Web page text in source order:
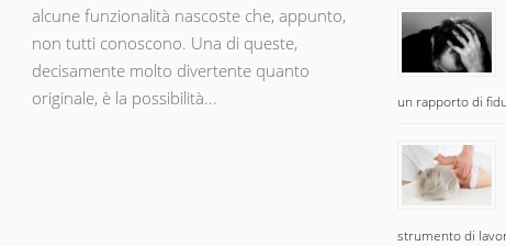
alcune funzionalità nascoste che, appunto,
non tutti conoscono. Una di queste,
decisamente molto divertente quanto
originale, è la possibilità...
un rapporto di
strumento di